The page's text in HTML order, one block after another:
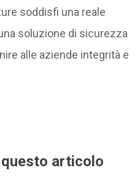
soddisfi una reale
soluzione di sicurezza
alle aziende integrità e
articolo